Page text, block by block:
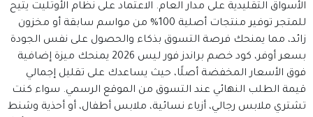
الأسواق التقليدية على مدار العام. الاعتماد على نظام الأوتليت يتيح
للمتجر توفير منتجات أصلية 100% من مواسم سابقة أو مخزون
زائد، مما يمنحك فرصة التسوق بذكاء والحصول على نفس الجودة
بسعر أوفر، كود خصم براندز فور ليس 2026 يمنحك ميزة إضافية
فوق الأسعار المخفضة أصلًا، حيث يساعدك على تقليل إجمالي
قيمة الطلب النهائي عند التسوق من الموقع الرسمي. سواء كنت
تشتري ملابس رجالي، أزياء نسائية، ملابس أطفال، أو أحذية وشنط